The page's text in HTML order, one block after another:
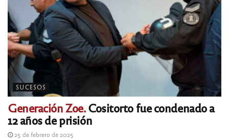
SUCESOS
Generación Zoe.Cositorto fue condenado a
12 años de prisión
25 de febrero de 2025